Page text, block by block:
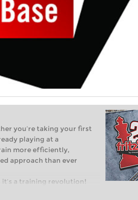
you’re taking your first
playing at a
more efficiently,
approach than ever
it’s a training revolution!
the world of club chess,